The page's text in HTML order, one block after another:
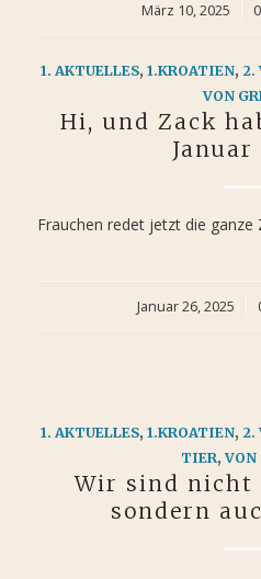
März 10, 2025
/
1. AKTUELLES,1.KROATIEN,2.
VON
Hi, und Zack
Januar
Frauchen redet jetzt die
Januar 26, 2025
/
1. AKTUELLES,1.KROATIEN,2.
TIER,VON
Wir sind nicht
sondern